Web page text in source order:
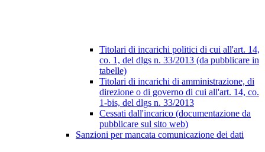
Titolari di incarichi politici di cui all'art. 14,
co. 1, del dlgs n. 33/2013 (da pubblicare in
tabelle)
Titolari di incarichi di amministrazione, di
direzione o di governo di cui all'art. 14, co.
1-bis, del dlgs n. 33/2013
Cessati dall'incarico (documentazione da
pubblicare sul sito web)
Sanzioni per mancata comunicazione dei dati